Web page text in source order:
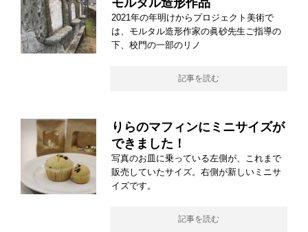
2021年の年明けからプロジェクト美術で
は、モルタル造形作家の眞砂先生ご指導の
下、校門の一部のリノ
記事を読む
りらのマフィンにミニサイズが
できました！
写真のお皿に乗っている左側が、これまで
販売していたサイズ。右側が新しいミニサ
イズです。
記事を読む